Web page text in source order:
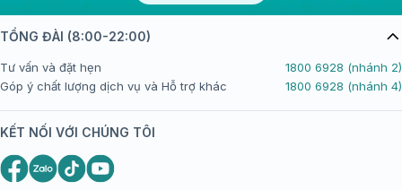
TỔNG ĐÀI (8:00-22:00)
Tư vấn và đặt hẹn
1800 6928 (nhánh 2)
Góp ý chất lượng dịch vụ và Hỗ trợ khác
1800 6928 (nhánh 4)
KẾT NỐI VỚI CHÚNG TÔI